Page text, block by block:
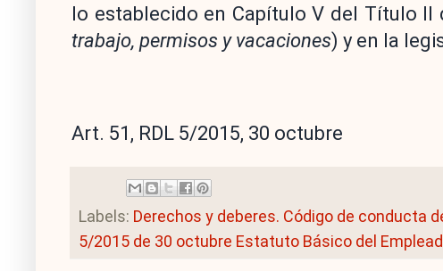
lo establecido en Capítulo V del Título II
trabajo, permisos y vacaciones) y en la
Art. 51, RDL 5/2015, 30 octubre
Labels: Derechos y deberes. Código de conducta
5/2015 de 30 octubre Estatuto Básico del